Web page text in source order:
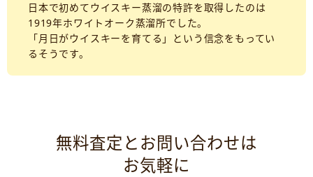
日本で初めてウイスキー蒸溜の特許を取得したのは
1919年ホワイトオーク蒸溜所でした。
「月日がウイスキーを育てる」という信念をもってい
るそうです。
無料査定とお問い合わせは
お気軽に